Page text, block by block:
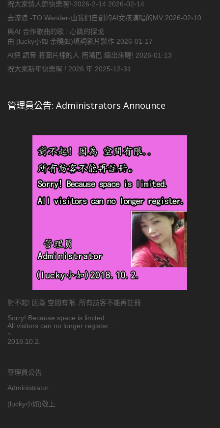
祝大家情人節快樂喔!-2026-2-14 2026-02-14
去流浪 -TO Wander-由我們自創的AI女孩演唱的MV 2026-02-10
與AI 合作歌曲的歌 : 心跳的探戈
由 (lucky小如 余曉如)填詞影片製作 2026-01-17
AI把 語音 將圖片裡的人 用嘴巴 讀出來喔! 2026-01-13
祝大家新年快樂喔 ! 2026 年 2025-12-31
管理員公告: Administrators Announce
對不起! 因為 空間有限..所有訪客不能再註冊
Sorry! Because space is limited…
All visitors can no longer register…
~
2018.10.2.
管理員公告
Administrator
(lucky小如)敬上